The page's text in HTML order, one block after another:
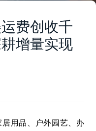
费创收千
增量实现
用品、户外园艺、办